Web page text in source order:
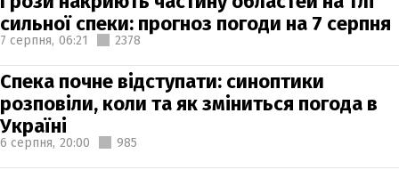
сильної спеки: прогноз погоди на 7 серпня
7 серпня, 06:21 2378
Спека почне відступати: синоптики
розповіли, коли та як зміниться погода в
Україні
6 серпня, 20:00 985